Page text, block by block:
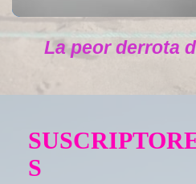
La peor derrota
S